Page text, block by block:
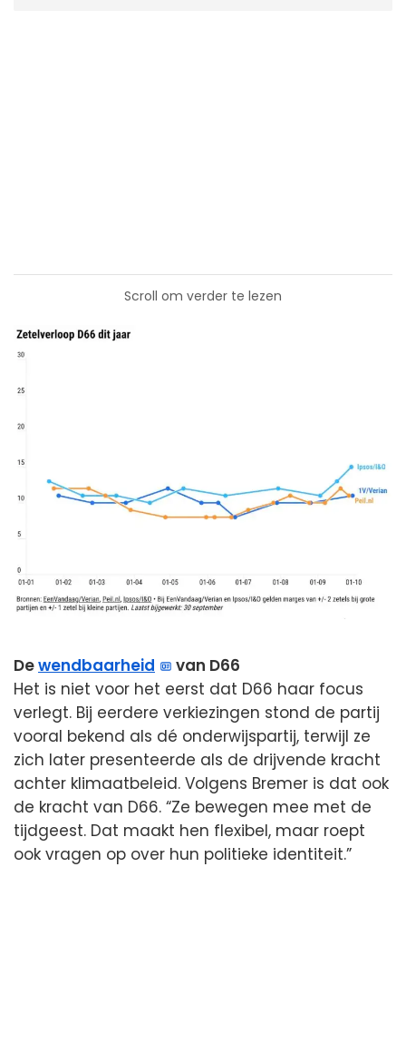
Scroll om verder te lezen
Dewendbaarheid
van D66
Het is niet voor het eerst dat D66 haar focus
verlegt. Bij eerdere verkiezingen stond de partij
vooral bekend als dé onderwijspartij, terwijl ze
zich later presenteerde als de drijvende kracht
achter klimaatbeleid. Volgens Bremer is dat ook
de kracht van D66. “Ze bewegen mee met de
tijdgeest. Dat maakt hen flexibel, maar roept
ook vragen op over hun politieke identiteit.”